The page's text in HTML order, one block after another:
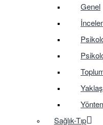
Genel
Sağlık-Tıp